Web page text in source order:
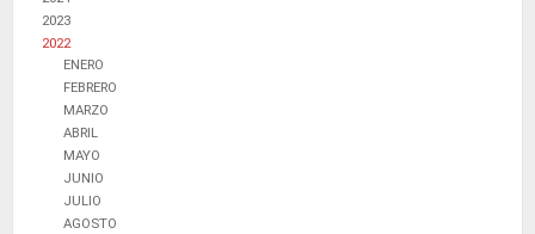
2023
2022
ENERO
FEBRERO
MARZO
ABRIL
MAYO
JUNIO
JULIO
AGOSTO